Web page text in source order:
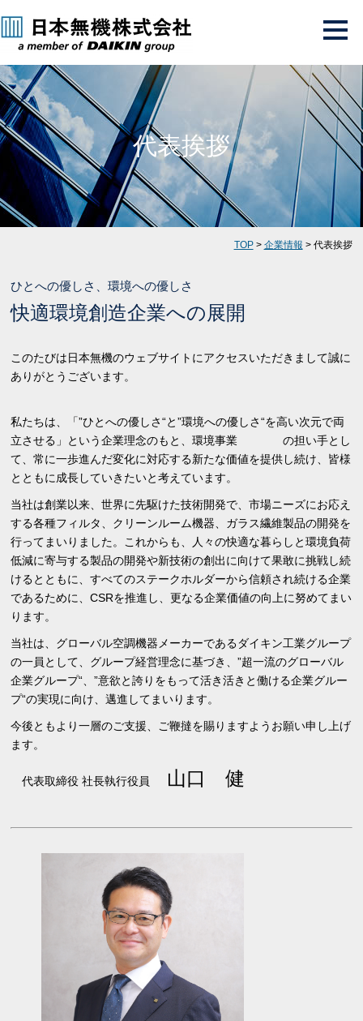
代表挨拶
TOP> 企業情報 > 代表挨拶
ひとへの優しさ、環境への優しさ
快適環境創造企業への展開
このたびは日本無機のウェブサイトにアクセスいただきまして誠に
ありがとうございます。
私たちは、「”ひとへの優しさ“と”環境への優しさ“を高い次元で両
立させる」という企業理念のもと、環境事業 の担い手とし
て、常に一歩進んだ変化に対応する新たな価値を提供し続け、皆様
とともに成長していきたいと考えています。
当社は創業以来、世界に先駆けた技術開発で、市場ニーズにお応え
する各種フィルタ、クリーンルーム機器、ガラス繊維製品の開発を
行ってまいりました。これからも、人々の快適な暮らしと環境負荷
低減に寄与する製品の開発や新技術の創出に向けて果敢に挑戦し続
けるとともに、すべてのステークホルダーから信頼され続ける企業
であるために、CSRを推進し、更なる企業価値の向上に努めてまい
ります。
当社は、グローバル空調機器メーカーであるダイキン工業グループ
の一員として、グループ経営理念に基づき、”超一流のグローバル
企業グループ“、”意欲と誇りをもって活き活きと働ける企業グルー
プ“の実現に向け、邁進してまいります。
今後ともより一層のご支援、ご鞭撻を賜りますようお願い申し上げ
ます。
代表取締役 社長執行役員 山口 健